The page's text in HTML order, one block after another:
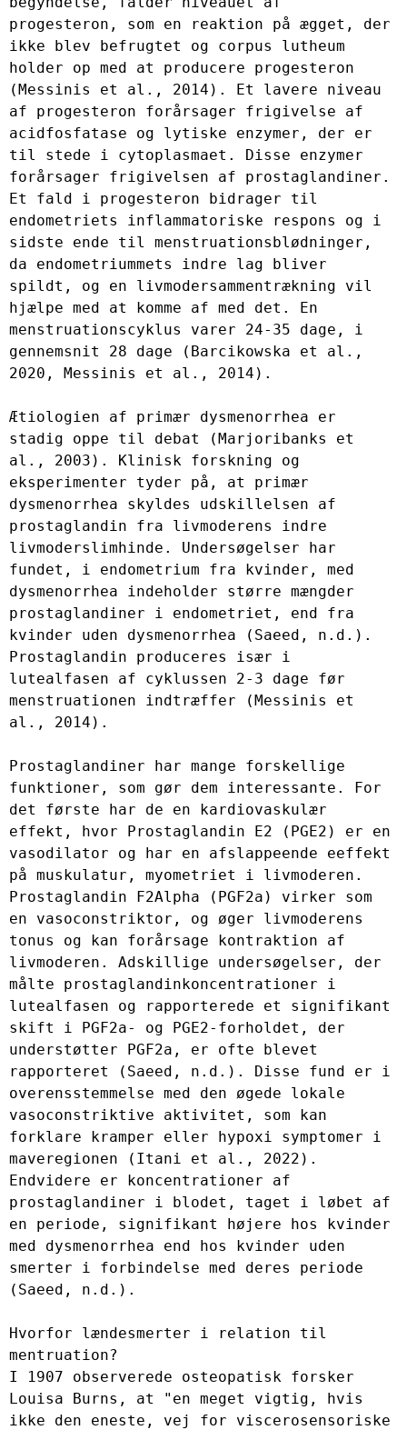
progesteron, som en reaktion på ægget, der
ikke blev befrugtet og corpus lutheum
holder op med at producere progesteron
(Messinis et al., 2014). Et lavere niveau
af progesteron forårsager frigivelse af
acidfosfatase og lytiske enzymer, der er
til stede i cytoplasmaet. Disse enzymer
forårsager frigivelsen af ​​prostaglandiner.
Et fald i progesteron bidrager til
endometriets inflammatoriske respons og i
sidste ende til menstruationsblødninger,
da endometriummets indre lag bliver
spildt, og en livmodersammentrækning vil
hjælpe med at komme af med det. En
menstruationscyklus varer 24-35 dage, i
gennemsnit 28 dage (Barcikowska et al.,
2020, Messinis et al., 2014).
Ætiologien af ​​primær dysmenorrhea er
stadig oppe til debat (Marjoribanks et
al., 2003). Klinisk forskning og
eksperimenter tyder på, at primær
dysmenorrhea skyldes udskillelsen af ​​
prostaglandin fra livmoderens indre
livmoderslimhinde. Undersøgelser har
fundet, i endometrium fra kvinder, med
dysmenorrhea indeholder større mængder
prostaglandiner i endometriet, end fra
kvinder uden dysmenorrhea (Saeed, n.d.).
Prostaglandin produceres især i
lutealfasen af ​​cyklussen 2-3 dage før
menstruationen indtræffer (Messinis et
al., 2014).
Prostaglandiner har mange forskellige
funktioner, som gør dem interessante. For
det første har de en kardiovaskulær
effekt, hvor Prostaglandin E2 (PGE2) er en
vasodilator og har en afslappeende eeffekt
på muskulatur, myometriet i livmoderen.
Prostaglandin F2Alpha (PGF2a) virker som
en vasoconstriktor, og øger livmoderens
tonus og kan forårsage kontraktion af
livmoderen. Adskillige undersøgelser, der
målte prostaglandinkoncentrationer i
lutealfasen og rapporterede et signifikant
skift i PGF2a- og PGE2-forholdet, der
understøtter PGF2a, er ofte blevet
rapporteret (Saeed, n.d.). Disse fund er i
overensstemmelse med den øgede lokale
vasoconstriktive aktivitet, som kan
forklare kramper eller hypoxi symptomer i
maveregionen (Itani et al., 2022).
Endvidere er koncentrationer af
prostaglandiner i blodet, taget i løbet af
en periode, signifikant højere hos kvinder
med dysmenorrhea end hos kvinder uden
smerter i forbindelse med deres periode
(Saeed, n.d.).
Hvorfor lændesmerter i relation til
mentruation?
I 1907 observerede osteopatisk forsker
Louisa Burns, at "en meget vigtig, hvis
ikke den eneste, vej for viscerosensoriske